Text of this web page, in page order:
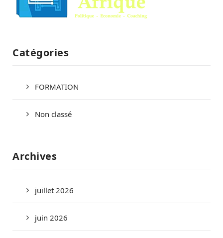
Catégories
FORMATION
Non classé
Archives
juillet 2026
juin 2026